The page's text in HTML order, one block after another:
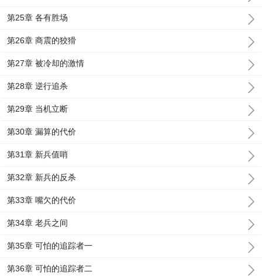
第25章 各有胜场
第26章 商震的狡猾
第27章 被冷却的激情
第28章 逆行追杀
第29章 当机立断
第30章 漏算的代价
第31章 新兵值哨
第32章 新兵的反杀
第33章 嘴欠的代价
第34章 老兵之间
第35章 可怕的追踪者一
第36章 可怕的追踪者二